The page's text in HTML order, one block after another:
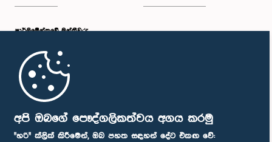
අපි ඔබගේ පෞද්ගලිකත්වය අගය කරමු
"හරි" ක්ලික් කිරීමෙන්, ඔබ පහත සඳහන් දේට එකඟ වේ:
පාර්ලි‌මේන්තුවේ මන්ත්‍රීවරු
මුල් පිටුව
පාර්ලිමේන්තු ජංගම යෙදුම